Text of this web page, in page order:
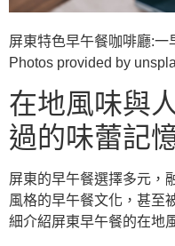
屏東特色早午餐咖啡廳:一
Photos provided by
在地風味與
過的味蕾記
屏東的早午餐選擇多元，
風格的早午餐文化，甚至
細介紹屏東早午餐的在地